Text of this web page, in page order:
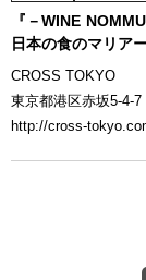
『－WINE
日本の食のマリ
CROSS TOKYO
東京都港区赤坂5-4-
http://cross-